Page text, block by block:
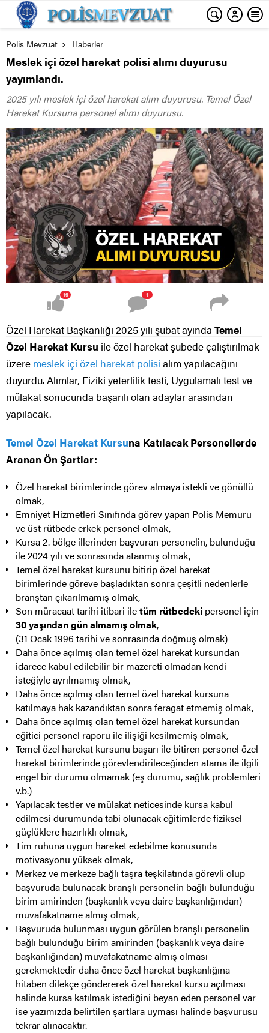
Polis Mevzuat Haberler
Meslek içi özel harekat polisi alımı duyurusu
yayımlandı.
2025 yılı meslek içi özel harekat alım duyurusu. Temel Özel
Harekat Kursuna personel alımı duyurusu.
19 1
Özel Harekat Başkanlığı 2025 yılı şubat ayında Temel
Özel Harekat Kursu ile özel harekat şubede çalıştırılmak
üzere meslek içi özel harekat polisi alım yapılacağını
duyurdu. Alımlar, Fiziki yeterlilik testi, Uygulamalı test ve
mülakat sonucunda başarılı olan adaylar arasından
yapılacak.
Temel Özel Harekat Kursuna Katılacak Personellerde
Aranan Ön Şartlar:
Özel harekat birimlerinde görev almaya istekli ve gönüllü
olmak,
Emniyet Hizmetleri Sınıfında görev yapan Polis Memuru
ve üst rütbede erkek personel olmak,
Kursa 2. bölge illerinden başvuran personelin, bulunduğu
ile 2024 yılı ve sonrasında atanmış olmak,
Temel özel harekat kursunu bitirip özel harekat
birimlerinde göreve başladıktan sonra çeşitli nedenlerle
branştan çıkarılmamış olmak,
Son müracaat tarihi itibari iletüm rütbedeki personel için
30 yaşından gün almamış olmak,
(31 Ocak 1996 tarihi ve sonrasında doğmuş olmak)
Daha önce açılmış olan temel özel harekat kursundan
idarece kabul edilebilir bir mazereti olmadan kendi
isteğiyle ayrılmamış olmak,
Daha önce açılmış olan temel özel harekat kursuna
katılmaya hak kazandıktan sonra feragat etmemiş olmak,
Daha önce açılmış olan temel özel harekat kursundan
eğitici personel raporu ile ilişiği kesilmemiş olmak,
Temel özel harekat kursunu başarı ile bitiren personel özel
harekat birimlerinde görevlendirileceğinden atama ile ilgili
engel bir durumu olmamak (eş durumu, sağlık problemleri
v.b.)
Yapılacak testler ve mülakat neticesinde kursa kabul
edilmesi durumunda tabi olunacak eğitimlerde fiziksel
güçlüklere hazırlıklı olmak,
Tim ruhuna uygun hareket edebilme konusunda
motivasyonu yüksek olmak,
Merkez ve merkeze bağlı taşra teşkilatında görevli olup
başvuruda bulunacak branşlı personelin bağlı bulunduğu
birim amirinden (başkanlık veya daire başkanlığından)
muvafakatname almış olmak,
Başvuruda bulunması uygun görülen branşlı personelin
bağlı bulunduğu birim amirinden (başkanlık veya daire
başkanlığından) muvafakatname almış olması
gerekmektedir daha önce özel harekat başkanlığına
hitaben dilekçe göndererek özel harekat kursu açılması
halinde kursa katılmak istediğini beyan eden personel var
ise yazımızda belirtilen şartlara uyması halinde başvurusu
tekrar alınacaktır.